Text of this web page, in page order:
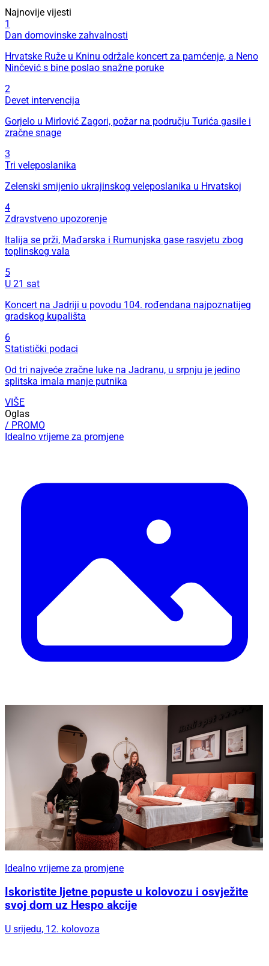
Najnovije vijesti
1
Dan domovinske zahvalnosti
Hrvatske Ruže u Kninu održale koncert za pamćenje, a Neno
Ninčević s bine poslao snažne poruke
2
Devet intervencija
Gorjelo u Mirlović Zagori, požar na području Turića gasile i
zračne snage
3
Tri veleposlanika
Zelenski smijenio ukrajinskog veleposlanika u Hrvatskoj
4
Zdravstveno upozorenje
Italija se prži, Mađarska i Rumunjska gase rasvjetu zbog
toplinskog vala
5
U 21 sat
Koncert na Jadriji u povodu 104. rođendana najpoznatijeg
gradskog kupališta
6
Statistički podaci
Od tri najveće zračne luke na Jadranu, u srpnju je jedino
splitska imala manje putnika
VIŠE
Oglas
/ PROMO
Idealno vrijeme za promjene
Idealno vrijeme za promjene
Iskoristite ljetne popuste u kolovozu i osvježite
svoj dom uz Hespo akcije
U srijedu, 12. kolovoza